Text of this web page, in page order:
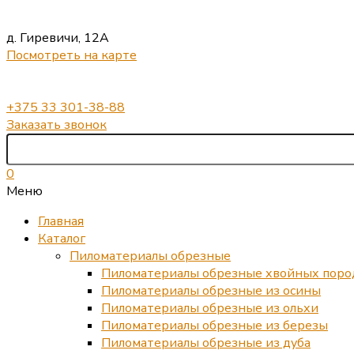
д. Гиревичи, 12А
Посмотреть на карте
+375 33 301-38-88
Заказать звонок
0
Меню
Главная
Каталог
Пиломатериалы обрезные
Пиломатериалы обрезные хвойных
Пиломатериалы обрезные из осины
Пиломатериалы обрезные из ольхи
Пиломатериалы обрезные из березы
Пиломатериалы обрезные из дуба